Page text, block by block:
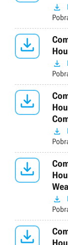







